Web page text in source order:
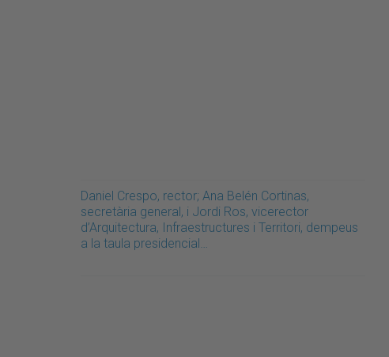
Daniel Crespo, rector; Ana Belén Cortinas,
secretària general, i Jordi Ros, vicerector
d’Arquitectura, Infraestructures i Territori, dempeus
a la taula presidencial…